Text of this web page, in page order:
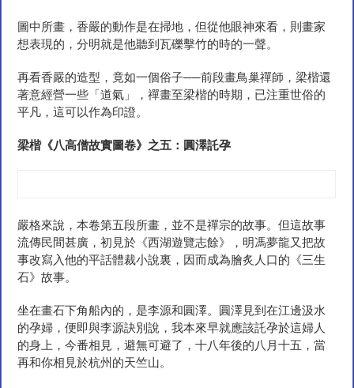
圖中所畫，香嚴的動作是在掃地，但從他眼神來看，則畫家
想表現的，分明就是他聽到瓦礫擊竹的時的一聲。
再看香嚴的造型，竟如一個俗子──前段畫鳥巢禪師，梁楷還
著意經營一些「道氣」，禪畫至梁楷的時期，已注重世俗的
平凡，這可以作為印證。
梁楷《八高僧故實圖卷》之五：圓澤託孕
嚴格來說，本卷第五段所畫，並不是禪宗的故事。但這故事
流傳民間甚廣，初見於《西湖遊覽志餘》，明馮夢龍又把故
事改寫入他的平話體裁小說裏，因而成為膾炙人口的《三生
石》故事。
坐在畫石下角船內的，是李源和圓澤。圓澤見到在江邊汲水
的孕婦，便即與李源訣別說，我本來早就應該託孕於這婦人
的身上，今番相見，避無可避了，十八年後的八月十五，當
再和你相見於杭州的天竺山。